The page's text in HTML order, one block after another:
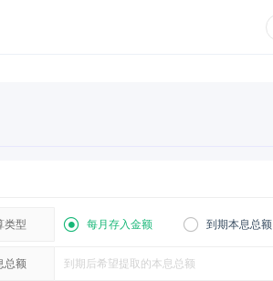
类型 每月存入金额 到期本息总额
总额